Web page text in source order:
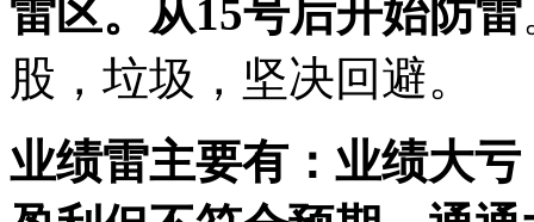
雷区。 从15号后开始防雷
股，垃圾，坚决回避。
业绩雷主要有： 业绩大